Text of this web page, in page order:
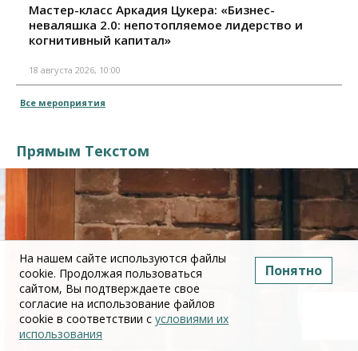
Мастер-класс Аркадия Цукера: «Бизнес-
неваляшка 2.0: непотопляемое лидерство и
когнитивный капитал»
18 августа 2026, 10:00
Все мероприятия
Прямым Текстом
На нашем сайте используются файлы
cookie. Продолжая пользоваться
сайтом, Вы подтверждаете свое
согласие на использование файлов
cookie в соответствии с условиями их
использования
Понятно